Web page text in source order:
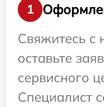
1
Свяжитесь с
оставьте
сервисного
Специалист